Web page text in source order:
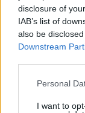
disclosure of
IAB’s list of
also be
Downstream
Personal
I want to